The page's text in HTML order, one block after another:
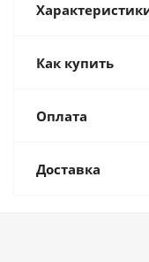
Как купить
Оплата
Доставка